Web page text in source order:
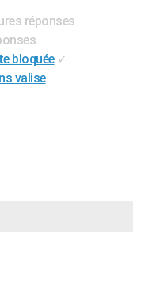
réponses
bloquée ✓
valise